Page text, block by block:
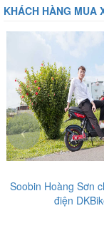
KHÁCH HÀNG MUA
Soobin Hoàng Sơn
điện
‹